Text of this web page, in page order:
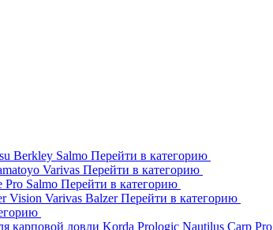
Berkley Salmo Перейти в категорию
Varivas Перейти в категорию
Pro Salmo Перейти в категорию
Vision Varivas BalzerПерейти в категорию
карповой ловли Korda Prologic Nautilus Carp Pro